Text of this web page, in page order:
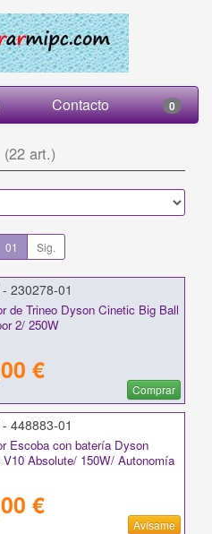
Contacto 0
(22 art.)
01 Sig.
- 230278-01
de Trineo Dyson Cinetic Big Ball
2/ 250W
€
Comprar
- 448883-01
Escoba con batería Dyson
Absolute/ 150W/ Autonomía
€
Avísame